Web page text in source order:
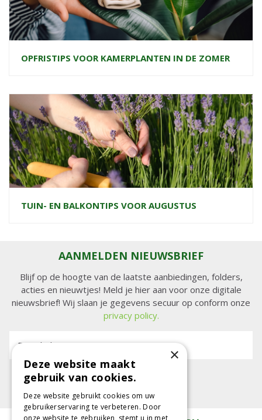
OPFRISTIPS VOOR KAMERPLANTEN IN DE ZOMER
TUIN- EN BALKONTIPS VOOR AUGUSTUS
AANMELDEN NIEUWSBRIEF
Blijf op de hoogte van de laatste aanbiedingen, folders,
acties en nieuwtjes! Meld je hier aan voor onze digitale
nieuwsbrief! Wij slaan je gegevens secuur op conform onze
privacy policy.
E-mailadres: ×
Deze website maakt
gebruik van cookies.
Deze website gebruikt cookies om uw
gebruikerservaring te verbeteren. Door
onze website te gebruiken, stemt u in met